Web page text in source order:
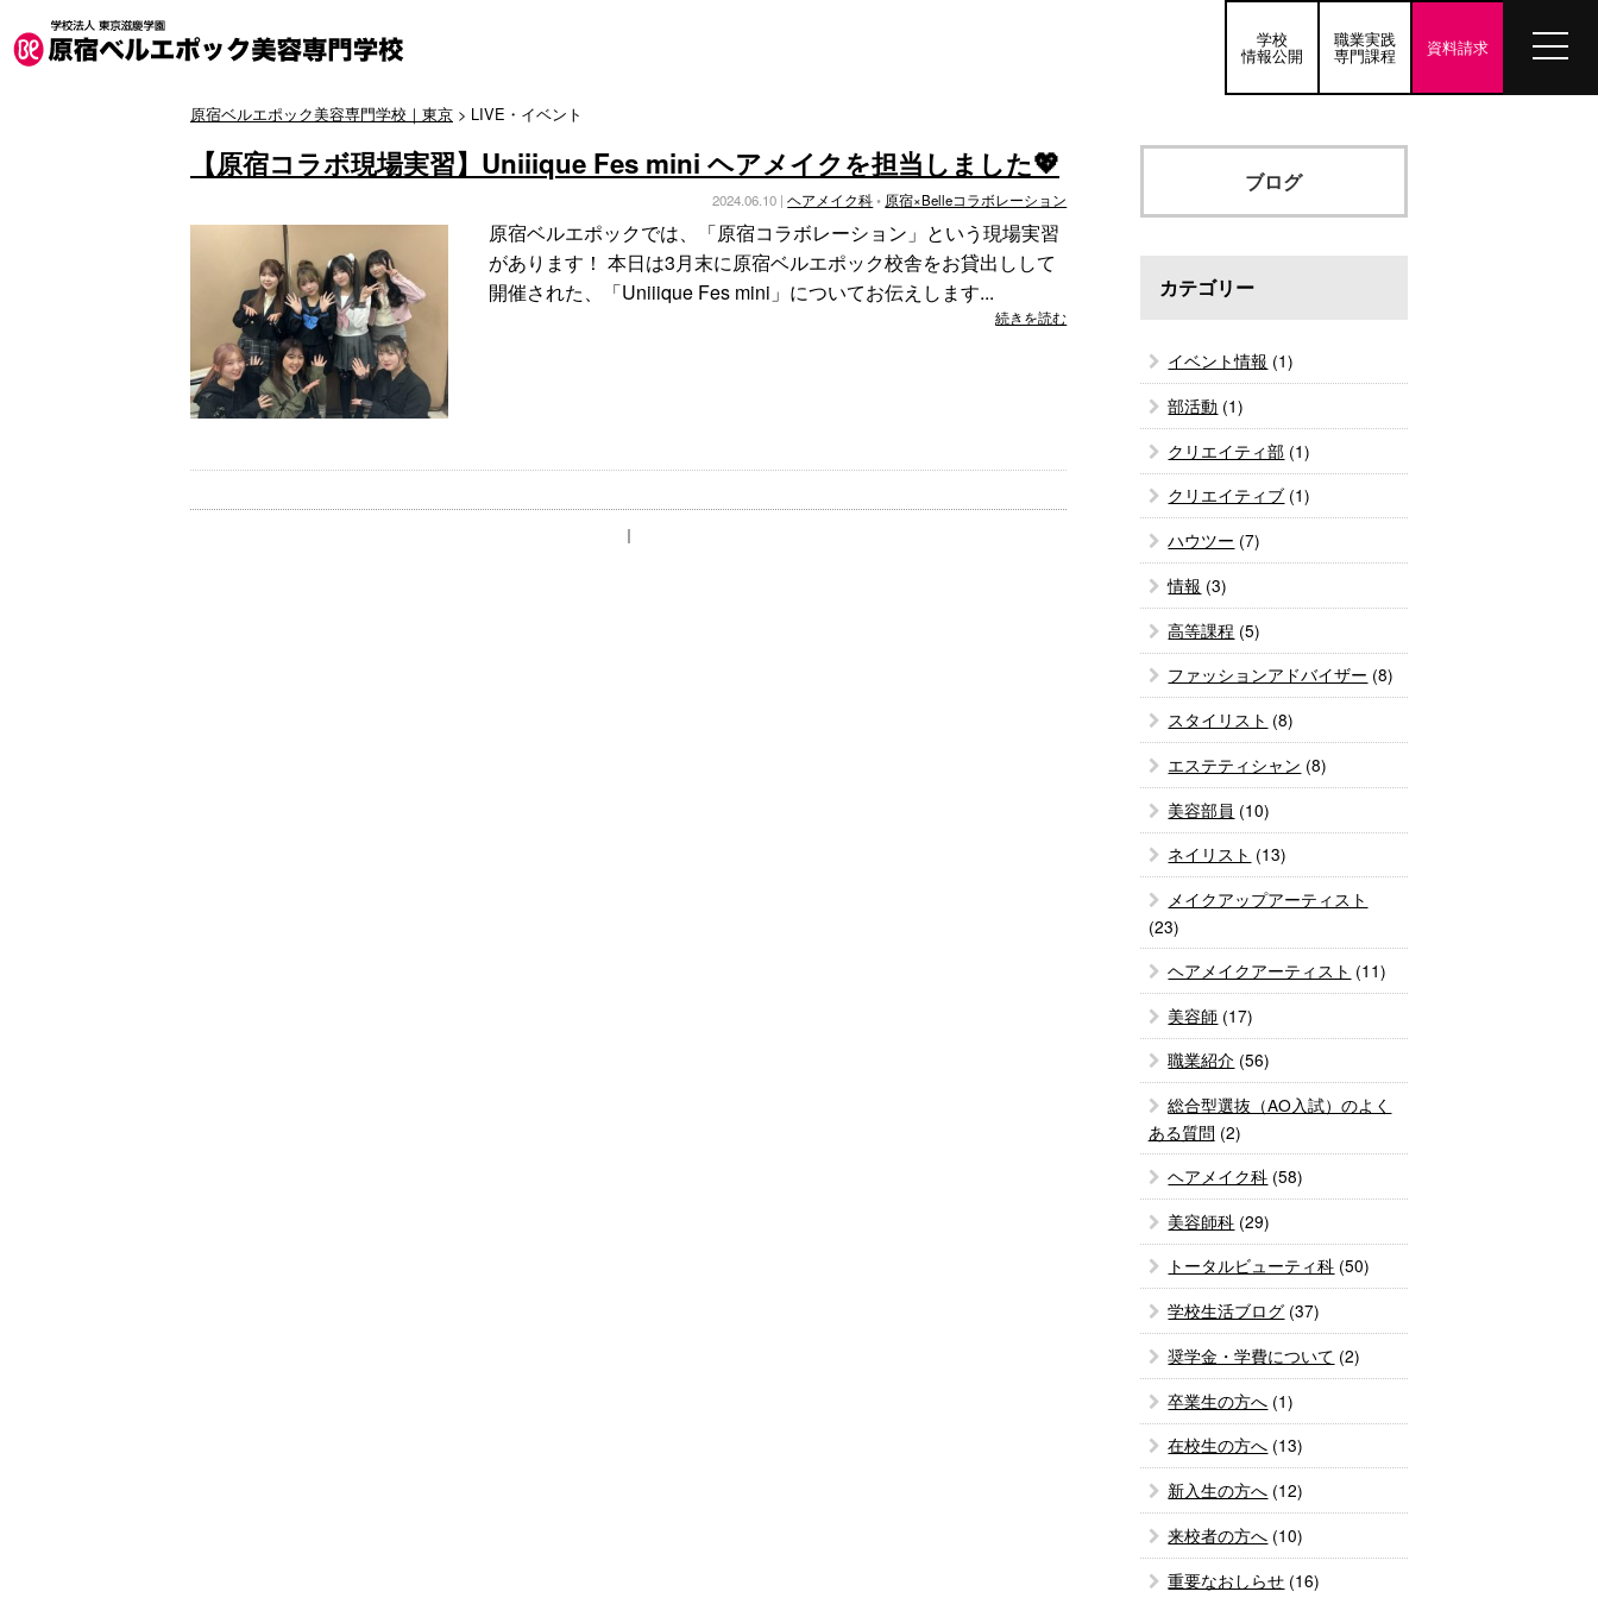
学校
情報公開
職業実践
専門課程 資料請求
原宿ベルエポック美容専門学校｜東京 > LIVE・イベント
【原宿コラボ現場実習】Uniiique Fes mini ヘアメイクを担当しました💖
2024.06.10 |ヘアメイク科• 原宿×Belleコラボレーション
原宿ベルエポックでは、「原宿コラボレーション」という現場実習
があります！ 本日は3月末に原宿ベルエポック校舎をお貸出しして
開催された、「Uniiique Fes mini」についてお伝えします...
続きを読む
｜
ブログ
カテゴリー
イベント情報 (1)
部活動 (1)
クリエイティ部 (1)
クリエイティブ (1)
ハウツー (7)
情報 (3)
高等課程 (5)
ファッションアドバイザー (8)
スタイリスト (8)
エステティシャン (8)
美容部員 (10)
ネイリスト (13)
メイクアップアーティスト
(23)
ヘアメイクアーティスト (11)
美容師 (17)
職業紹介 (56)
総合型選抜（AO入試）のよく
ある質問 (2)
ヘアメイク科 (58)
美容師科 (29)
トータルビューティ科 (50)
学校生活ブログ (37)
奨学金・学費について (2)
卒業生の方へ (1)
在校生の方へ (13)
新入生の方へ (12)
来校者の方へ (10)
重要なおしらせ (16)